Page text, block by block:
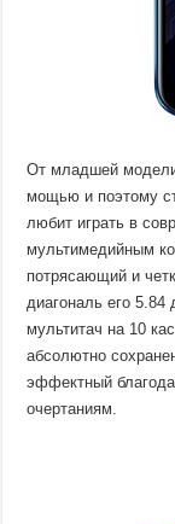
От младшей
мощью и поэтому
любит играть в
мультимедийным
потрясающий и
диагональ его
мультитач на 10
абсолютно
эффектный
очертаниям.